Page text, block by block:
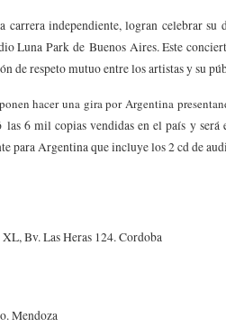
carrera independiente, logran celebrar
Luna Park de Buenos Aires. Este
de respeto mutuo entre los artistas y su
hacer una gira por Argentina
las 6 mil copias vendidas en el país y
para Argentina que incluye los 2 cd de
Bv. Las Heras 124. Cordoba
Mendoza